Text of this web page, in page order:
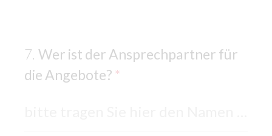
Wer ist der Ansprechpartner für
die Angebote? *